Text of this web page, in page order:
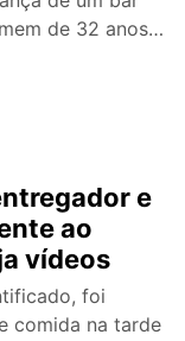
de 32 anos…
e
ao
vídeos
foi
comida na tarde